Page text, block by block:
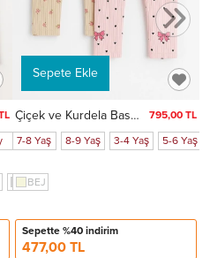
Gri
Sepete Ekle
Çiçek ve Kurdela Baskılı Kız Çocuk 2'li Tayt 20605-1
795,00 TL
7-8 Yaş
8-9 Yaş 3-4 Yaş 5-6 Yaş
BEJ
Sepette %40 indirim
477,00 TL